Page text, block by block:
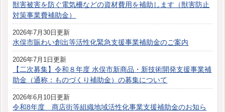
獣害被害を防ぐ電気柵などの資材費用を補助します（獣害防止
対策事業費補助金）
2026年7月30日更新
水俣市賑わい創出等活性化緊急支援事業補助金のご案内
2026年7月1日更新
【二次募集】令和８年度 水俣市新商品・新技術開発支援事業補
助金（通称：ものづくり補助金）の募集について
2026年6月10日更新
令和8年度 商店街等組織地域活性化事業支援補助金のお知ら